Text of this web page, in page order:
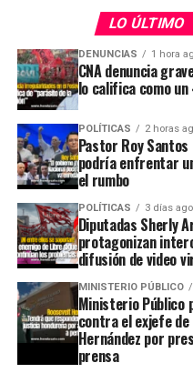
LO ÚLTIMO
DENUNCIAS 1 hora
CNA denuncia
lo califica como
POLÍTICAS 2 horas
Pastor Roy
podría enfrentar
el rumbo
POLÍTICAS 3 días ago
Diputadas Sherly
protagonizan
difusión de video
MINISTERIO PÚBLICO
Ministerio
contra el exjefe de
Hernández por
prensa